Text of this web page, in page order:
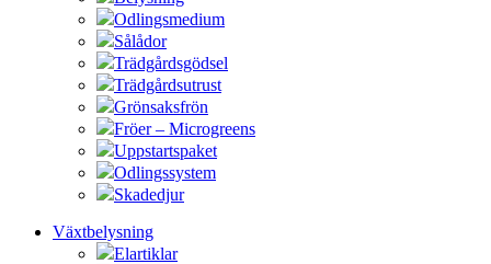
Odlingsmedium
Sålådor
Trädgårdsgödsel
Trädgårdsutrust
Grönsaksfrön
Fröer – Microgreens
Uppstartspaket
Odlingssystem
Skadedjur
Växtbelysning
Elartiklar